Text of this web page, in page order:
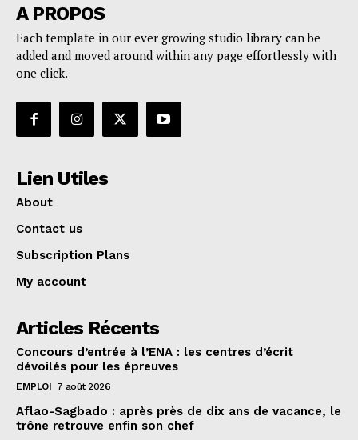
A PROPOS
Each template in our ever growing studio library can be
added and moved around within any page effortlessly with
one click.
Lien Utiles
About
Contact us
Subscription Plans
My account
Articles Récents
Concours d’entrée à l’ENA : les centres d’écrit
dévoilés pour les épreuves
EMPLOI 7 août 2026
Aflao-Sagbado : après près de dix ans de vacance, le
trône retrouve enfin son chef